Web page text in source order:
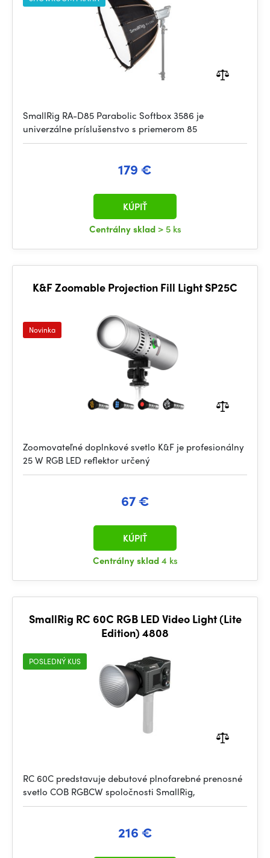
SmallRig RA-D85 Parabolic Softbox 3586 je
univerzálne príslušenstvo s priemerom 85
179 €
Centrálny sklad > 5 ks
KÚPIŤ
K&F Zoomable Projection Fill Light SP25C
Novinka
Zoomovateľné doplnkové svetlo K&F je profesionálny
25 W RGB LED reflektor určený
67 €
Centrálny sklad4 ks
KÚPIŤ
SmallRig RC 60C RGB LED Video Light (Lite
Edition) 4808
POSLEDNÝ KUS
RC 60C predstavuje debutové plnofarebné prenosné
svetlo COB RGBCW spoločnosti SmallRig,
216 €